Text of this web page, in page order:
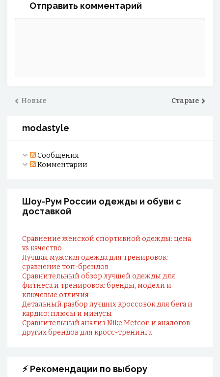
Отправить комментарий
Новые Старые
modastyle
Сообщения
Комментарии
Шоу-Рум России одежды и обуви с
доставкой
Сравнение женской спортивной одежды: цена
vs качество
Лучшая мужская одежда для тренировок:
сравнение топ-брендов
Сравнительный обзор лучшей одежды для
фитнеса и тренировок: бренды, модели и
ключевые отличия
Детальный разбор лучших кроссовок для бега и
кардио: плюсы и минусы
Сравнительный анализ Nike Metcon и аналогов
других брендов для кросс-тренинга
⚡ Рекомендации по выбору